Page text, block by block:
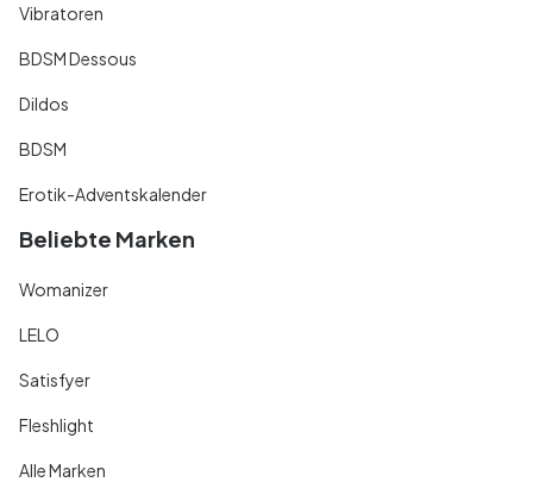
Vibratoren
BDSM Dessous
Dildos
BDSM
Erotik-Adventskalender
Beliebte Marken
Womanizer
LELO
Satisfyer
Fleshlight
Alle Marken